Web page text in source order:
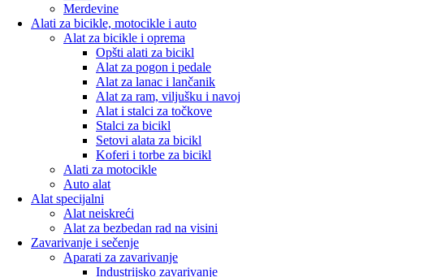
Merdevine
Alati za bicikle, motocikle i auto
Alat za bicikle i oprema
Opšti alati za bicikl
Alat za pogon i pedale
Alat za lanac i lančanik
Alat za ram, viljušku i navoj
Alat i stalci za točkove
Stalci za bicikl
Setovi alata za bicikl
Koferi i torbe za bicikl
Alati za motocikle
Auto alat
Alat specijalni
Alat neiskreći
Alat za bezbedan rad na visini
Zavarivanje i sečenje
Aparati za zavarivanje
Industrijsko zavarivanje